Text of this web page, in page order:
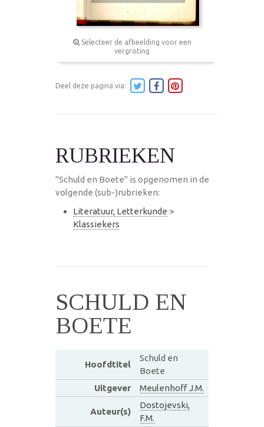
Selecteer de afbeelding voor een
vergroting
Deel deze pagina via:
RUBRIEKEN
"Schuld en Boete" is opgenomen in de
volgende (sub-)rubrieken:
Literatuur, Letterkunde >
Klassiekers
SCHULD EN
BOETE
Hoofdtitel
Schuld en
Boete
Uitgever
Meulenhoff J.M.
Auteur(s)
Dostojevski,
F.M.